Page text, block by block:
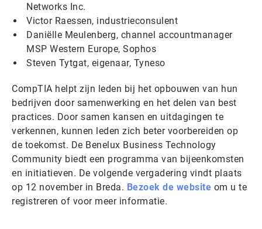
Networks Inc.
Victor Raessen, industrieconsulent
Daniëlle Meulenberg, channel accountmanager
MSP Western Europe, Sophos
Steven Tytgat, eigenaar, Tyneso
CompTIA helpt zijn leden bij het opbouwen van hun
bedrijven door samenwerking en het delen van best
practices. Door samen kansen en uitdagingen te
verkennen, kunnen leden zich beter voorbereiden op
de toekomst. De Benelux Business Technology
Community biedt een programma van bijeenkomsten
en initiatieven. De volgende vergadering vindt plaats
op 12 november in Breda. Bezoek de website om u te
registreren of voor meer informatie.